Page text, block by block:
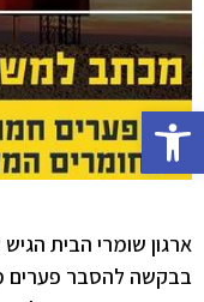
פתח סרגל
ארגון שומרי הבית
בבקשה להסבר פערים